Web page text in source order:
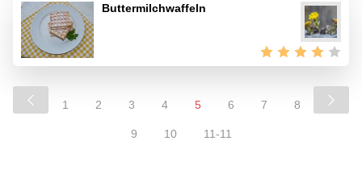
Buttermilchwaffeln
1 2 3 4 5 6 7 8
9 10 11-11